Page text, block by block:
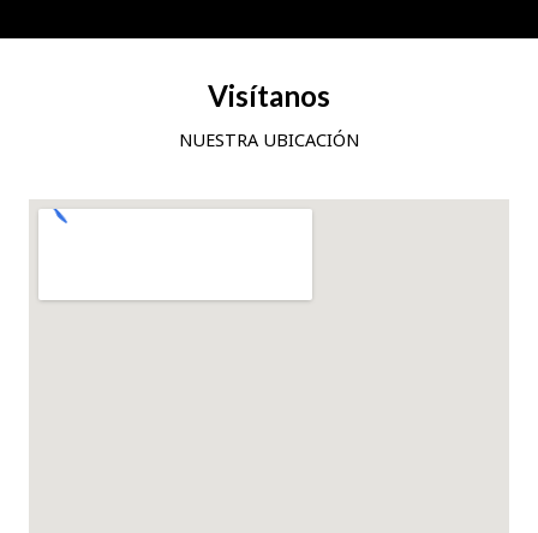
Visítanos
NUESTRA UBICACIÓN